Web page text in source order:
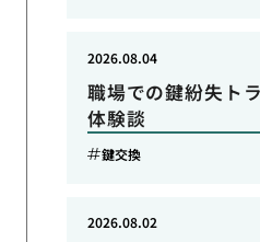
職場での鍵紛失ト
体験談
2026.08.04
鍵交換
2026.08.02